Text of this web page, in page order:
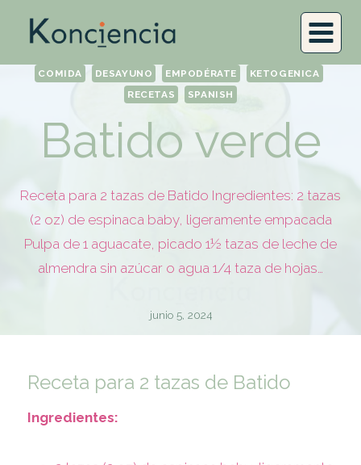
COMIDA DESAYUNO EMPODÉRATE
KETOGENICA
RECETAS
SPANISH
Batido verde
Receta para 2 tazas de Batido Ingredientes: 2 tazas
(2 oz) de espinaca baby, ligeramente empacada
Pulpa de 1 aguacate, picado 1½ tazas de leche de
almendra sin azúcar o agua 1/4 taza de hojas…
junio 5, 2024
Receta para 2 tazas de Batido
Ingredientes: